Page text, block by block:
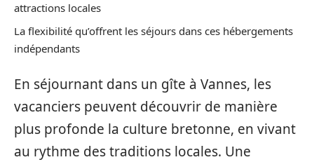
attractions locales
La flexibilité qu’offrent les séjours dans ces hébergements
indépendants
En séjournant dans un gîte à Vannes, les
vacanciers peuvent découvrir de manière
plus profonde la culture bretonne, en vivant
au rythme des traditions locales. Une